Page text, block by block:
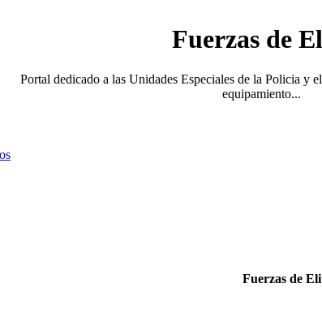
Fuerzas de
Portal dedicado a las Unidades Especiales de la Policia y
equipamiento...
Fuerzas de